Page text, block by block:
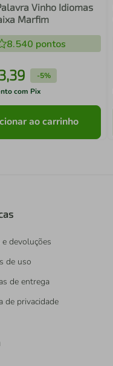
Vinho Idiomas
Marfim
8.540 pontos
,39 -5%
com Pix
ao carrinho
e devoluções
de uso
de entrega
de privacidade